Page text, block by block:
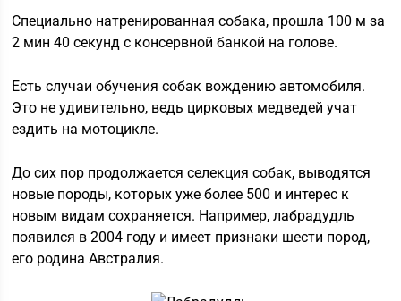
Специально натренированная собака, прошла 100 м за
2 мин 40 секунд с консервной банкой на голове.
Есть случаи обучения собак вождению автомобиля.
Это не удивительно, ведь цирковых медведей учат
ездить на мотоцикле.
До сих пор продолжается селекция собак, выводятся
новые породы, которых уже более 500 и интерес к
новым видам сохраняется. Например, лабрадудль
появился в 2004 году и имеет признаки шести пород,
его родина Австралия.